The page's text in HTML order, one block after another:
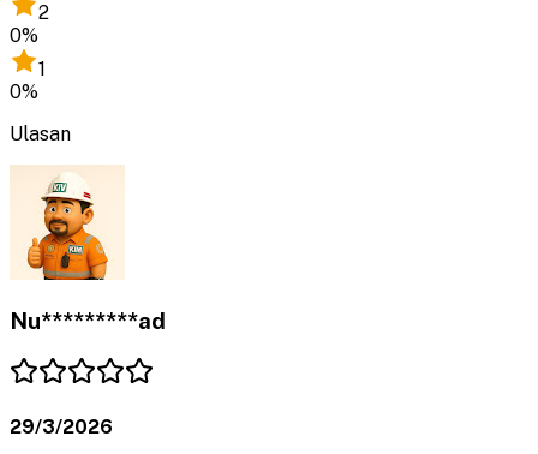
2
0%
1
0%
Ulasan
Nu*********ad
29/3/2026